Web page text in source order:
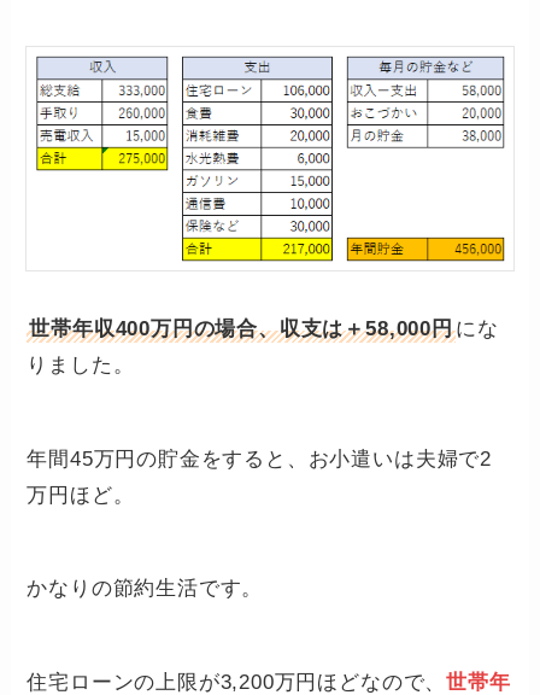
世帯年収400万円の場合、収支は＋58,000円にな
りました。
年間45万円の貯金をすると、お小遣いは夫婦で2
万円ほど。
かなりの節約生活です。
住宅ローンの上限が3,200万円ほどなので、世帯年